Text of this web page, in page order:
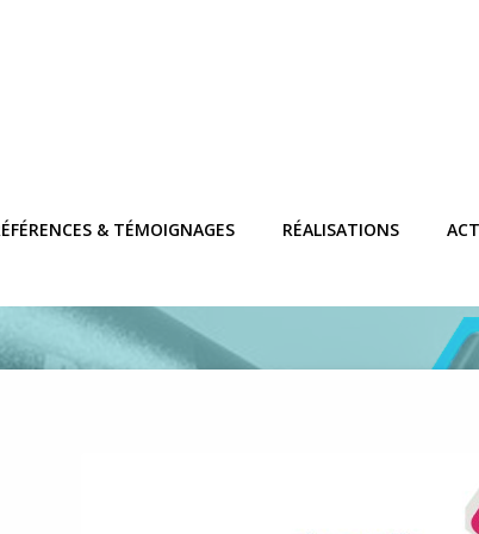
& TÉMOIGNAGES RÉALISATIONS
– Un véritable plan